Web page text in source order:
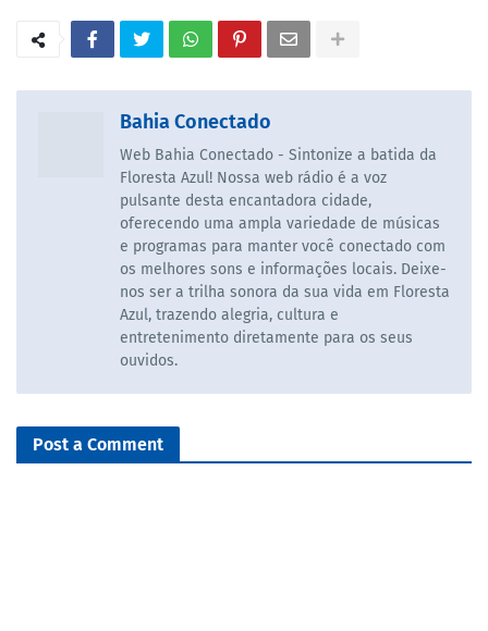
Bahia Conectado
Web Bahia Conectado - Sintonize a batida da
Floresta Azul! Nossa web rádio é a voz
pulsante desta encantadora cidade,
oferecendo uma ampla variedade de músicas
e programas para manter você conectado com
os melhores sons e informações locais. Deixe-
nos ser a trilha sonora da sua vida em Floresta
Azul, trazendo alegria, cultura e
entretenimento diretamente para os seus
ouvidos.
Post a Comment